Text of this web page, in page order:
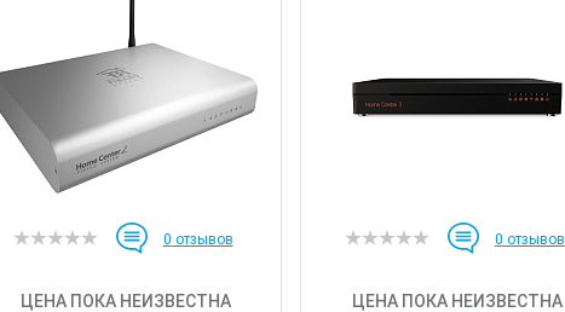
0 отзывов
ЦЕНА ПОКА НЕИЗВЕСТНА
0 отзывов
ЦЕНА ПОКА НЕИЗВЕСТНА